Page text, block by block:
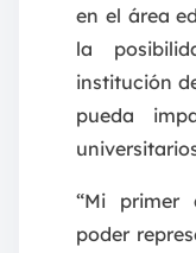
en el área
la
institución
pueda
“Mi primer
poder